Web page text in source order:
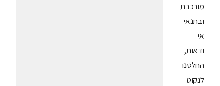
מורכבת
ובתנאי
אי
ודאות,
החלטנו
לנקוט